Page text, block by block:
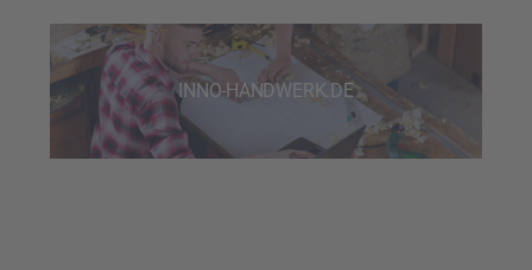
INNO-HANDWERK.DE